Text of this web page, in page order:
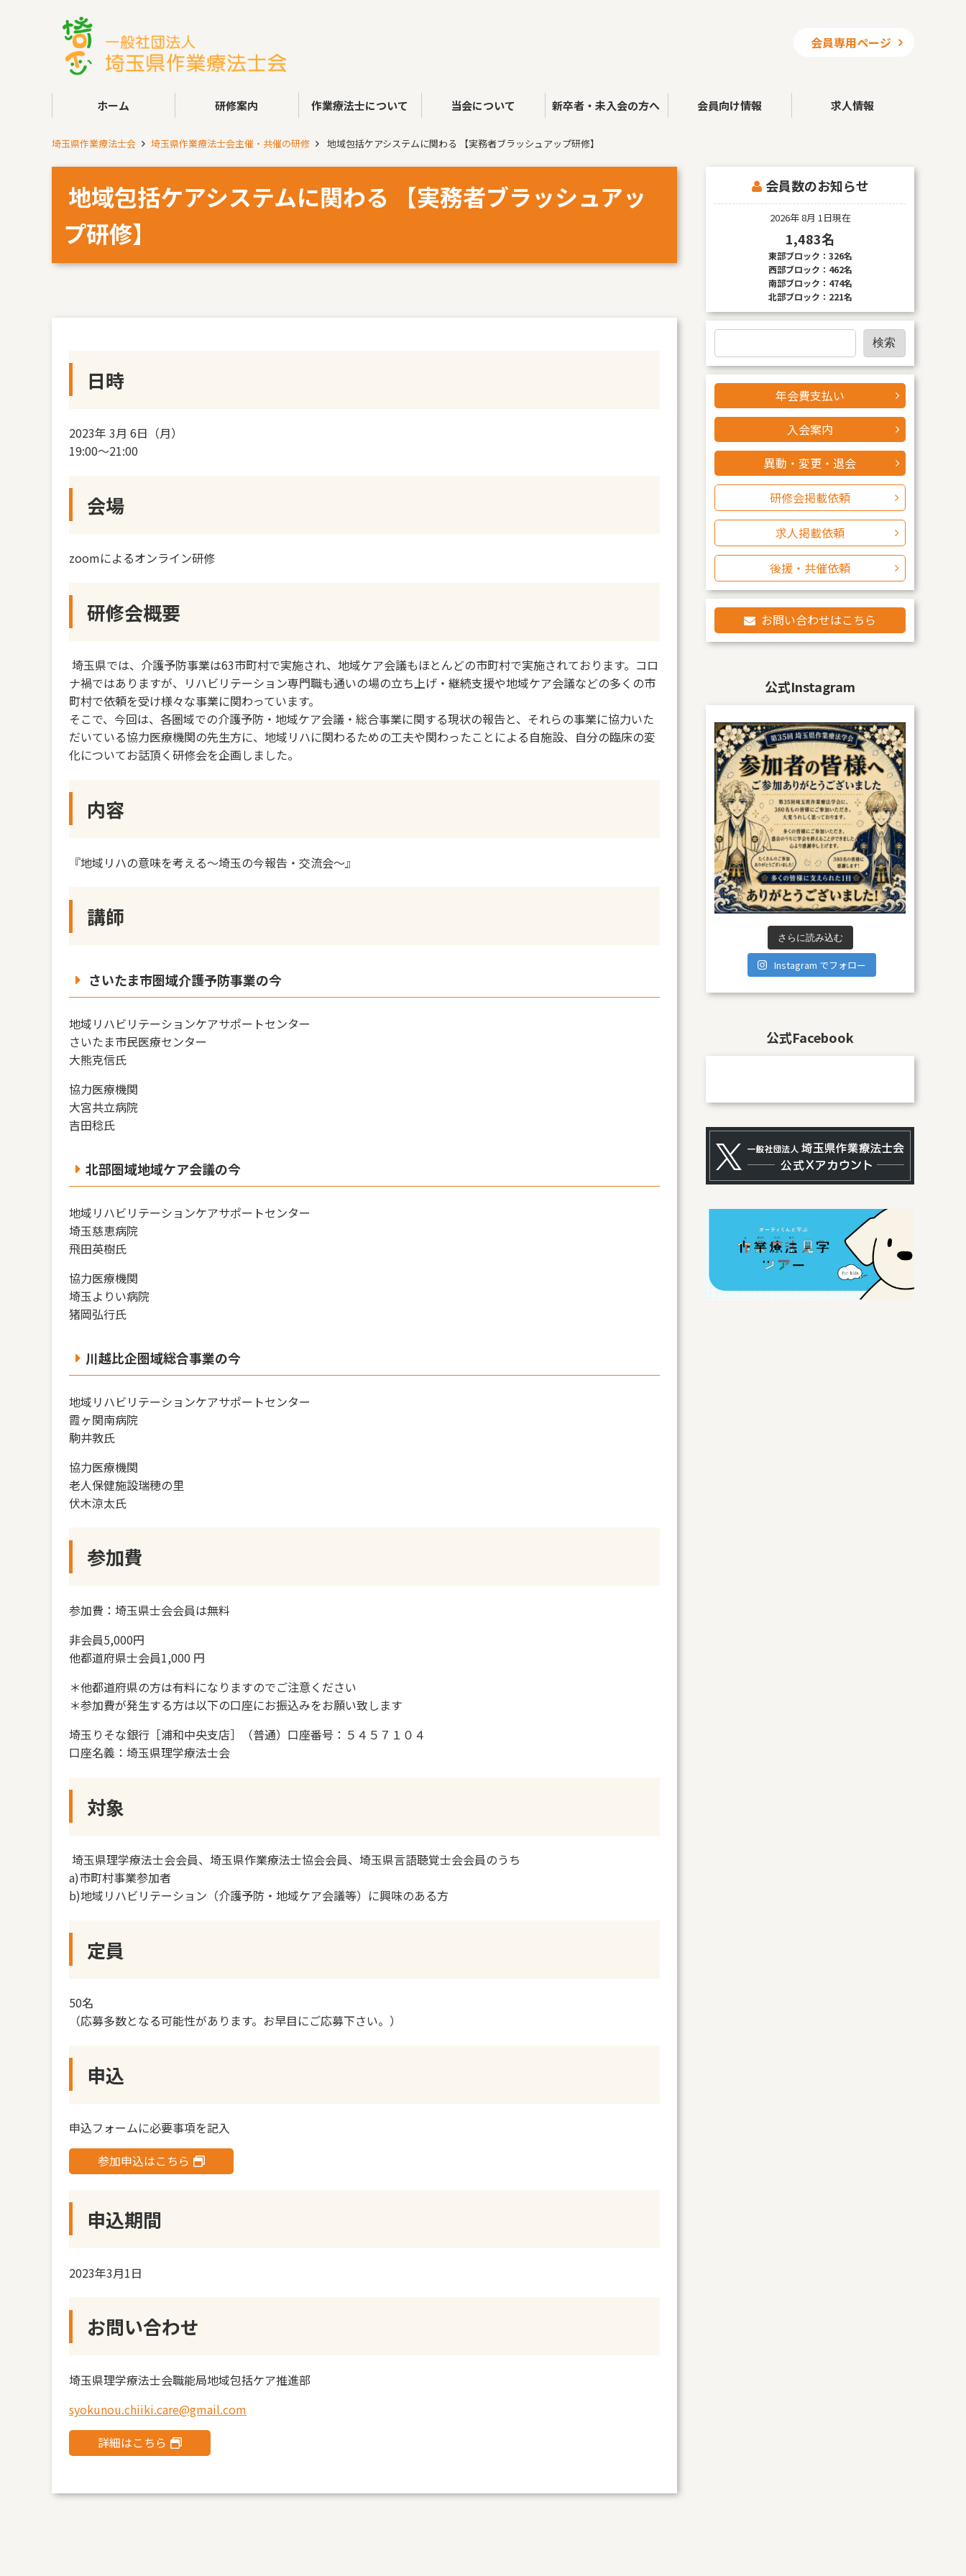
会員専用ページ
ホーム 研修案内 作業療法士について 当会について 新卒者・未入会の方へ 会員向け情報 求人情報
埼玉県作業療法士会 埼玉県作業療法士会主催・共催の研修 地域包括ケアシステムに関わる 【実務者ブラッシュアップ研修】
地域包括ケアシステムに関わる 【実務者ブラッシュアッ
プ研修】
日時
2023年 3月 6日（月）
19:00〜21:00
会場
zoomによるオンライン研修
研修会概要
埼玉県では、介護予防事業は63市町村で実施され、地域ケア会議もほとんどの市町村で実施されております。コロ
ナ禍ではありますが、リハビリテーション専門職も通いの場の立ち上げ・継続支援や地域ケア会議などの多くの市
町村で依頼を受け様々な事業に関わっています。
そこで、今回は、各圏域での介護予防・地域ケア会議・総合事業に関する現状の報告と、それらの事業に協力いた
だいている協力医療機関の先生方に、地域リハに関わるための工夫や関わったことによる自施設、自分の臨床の変
化についてお話頂く研修会を企画しました。
内容
『地域リハの意味を考える～埼玉の今報告・交流会～』
講師
さいたま市圏域介護予防事業の今
地域リハビリテーションケアサポートセンター
さいたま市民医療センター
大熊克信氏
協力医療機関
大宮共立病院
吉田稔氏
北部圏域地域ケア会議の今
地域リハビリテーションケアサポートセンター
埼玉慈恵病院
飛田英樹氏
協力医療機関
埼玉よりい病院
猪岡弘行氏
川越比企圏域総合事業の今
地域リハビリテーションケアサポートセンター
霞ヶ関南病院
駒井敦氏
協力医療機関
老人保健施設瑞穂の里
伏木涼太氏
参加費
参加費：埼玉県士会会員は無料
非会員5,000円
他都道府県士会員1,000 円
＊他都道府県の方は有料になりますのでご注意ください
＊参加費が発生する方は以下の口座にお振込みをお願い致します
埼玉りそな銀行［浦和中央支店］（普通）口座番号：５４５７１０４
口座名義：埼玉県理学療法士会
対象
埼玉県理学療法士会会員、埼玉県作業療法士協会会員、埼玉県言語聴覚士会会員のうち
a)市町村事業参加者
b)地域リハビリテーション（介護予防・地域ケア会議等）に興味のある方
定員
50名
（応募多数となる可能性があります。お早目にご応募下さい。）
申込
申込フォームに必要事項を記入
参加申込はこちら
申込期間
2023年3月1日
お問い合わせ
埼玉県理学療法士会職能局地域包括ケア推進部
syokunou.chiiki.care@gmail.com
詳細はこちら
会員数のお知らせ
2026年 8月 1日現在
1,483名
東部ブロック：326名
西部ブロック：462名
南部ブロック：474名
北部ブロック：221名
検
索
検索
年会費支払い
入会案内
異動・変更・退会
研修会掲載依頼
求人掲載依頼
後援・共催依頼
お問い合わせはこちら
公式Instagram
さらに読み込む
Instagram でフォロー
公式Facebook